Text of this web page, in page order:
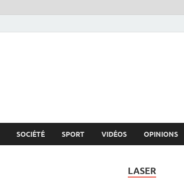
SOCIÉTÉ SPORT VIDÉOS OPINIONS
LASER